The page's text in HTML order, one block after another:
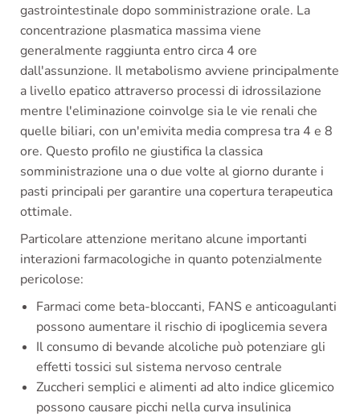
gastrointestinale dopo somministrazione orale. La
concentrazione plasmatica massima viene
generalmente raggiunta entro circa 4 ore
dall'assunzione. Il metabolismo avviene principalmente
a livello epatico attraverso processi di idrossilazione
mentre l'eliminazione coinvolge sia le vie renali che
quelle biliari, con un'emivita media compresa tra 4 e 8
ore. Questo profilo ne giustifica la classica
somministrazione una o due volte al giorno durante i
pasti principali per garantire una copertura terapeutica
ottimale.
Particolare attenzione meritano alcune importanti
interazioni farmacologiche in quanto potenzialmente
pericolose:
Farmaci come beta-bloccanti, FANS e anticoagulanti
possono aumentare il rischio di ipoglicemia severa
Il consumo di bevande alcoliche può potenziare gli
effetti tossici sul sistema nervoso centrale
Zuccheri semplici e alimenti ad alto indice glicemico
possono causare picchi nella curva insulinica